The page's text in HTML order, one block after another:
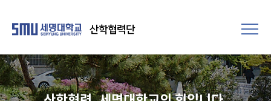
산학협력단